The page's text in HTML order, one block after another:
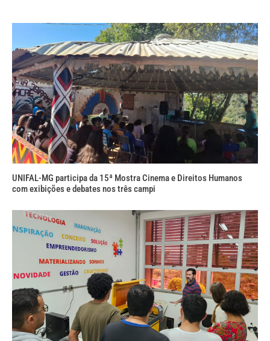
UNIFAL-MG participa da 15ª Mostra Cinema e Direitos Humanos
com exibições e debates nos três campi